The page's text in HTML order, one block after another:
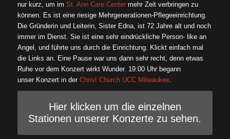
nur kurz, um im St. Ann Care Centermehr Zeit verbringen zu
können. Es ist eine riesige Mehrgenerationen-Pflegeeinrichtung.
Die Gründerin und Leiterin, Sister Edna, ist 72 Jahre alt und noch
immer im Dienst. Sie ist eine sehr eindrückliche Person- like an
Angel, und führte uns durch die Einrichtung. Klickt einfach mal
die Links an. Eine Pause war uns dann sehr recht, denn etwas
Ruhe vor dem Konzert wirkt Wunder. 19:00 Uhr begann
unser Konzert in der Christ Church UCC Milwaukee.
Hier klicken um die einzelnen
Stationen unserer Konzerte zu sehen.